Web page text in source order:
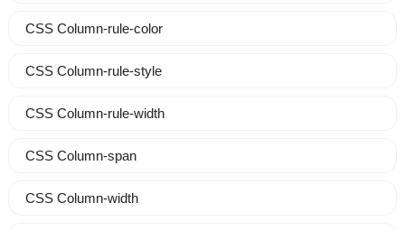
CSS Column-rule-color
CSS Column-rule-style
CSS Column-rule-width
CSS Column-span
CSS Column-width